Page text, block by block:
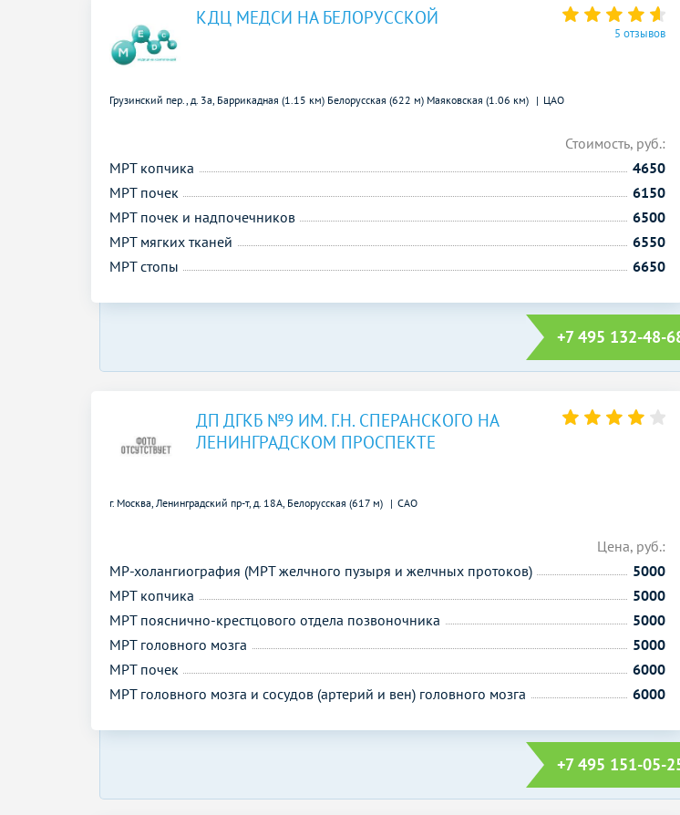
КДЦ МЕДСИ НА БЕЛОРУССКОЙ
5 отзывов
Грузинский пер., д. 3а, Баррикадная (1.15 км) Белорусская (622 м) Маяковская (1.06 км) ЦАО
Стоимость, руб.:
МРТ копчика
4650
МРТ почек
6150
МРТ почек и надпочечников
6500
МРТ мягких тканей
6550
МРТ стопы
6650
+7 495 132-48-
ДП ДГКБ №9 ИМ. Г.Н. СПЕРАНСКОГО НА
ЛЕНИНГРАДСКОМ ПРОСПЕКТЕ
г. Москва, Ленинградский пр-т, д. 18А, Белорусская (617 м) САО
Цена, руб.:
МР-холангиография (МРТ желчного пузыря и желчных протоков)
5000
МРТ копчика
5000
МРТ пояснично-крестцового отдела позвоночника
5000
МРТ головного мозга
5000
МРТ почек
6000
МРТ головного мозга и сосудов (артерий и вен) головного мозга
6000
+7 495 151-05-